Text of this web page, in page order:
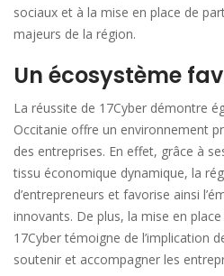
sociaux et à la mise en place de
majeurs de la région.
Un écosystème
La réussite de 17Cyber démontre
Occitanie offre un environnement
des entreprises. En effet, grâce à
tissu économique dynamique, la
d’entrepreneurs et favorise ainsi
innovants. De plus, la mise en
17Cyber témoigne de l’implication
soutenir et accompagner les